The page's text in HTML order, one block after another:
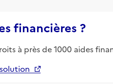
financières ?
à près de 1000 aides